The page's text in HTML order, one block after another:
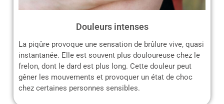
Douleurs intenses
La piqûre provoque une sensation de brûlure vive, quasi
instantanée. Elle est souvent plus douloureuse chez le
frelon, dont le dard est plus long. Cette douleur peut
gêner les mouvements et provoquer un état de choc
chez certaines personnes sensibles.